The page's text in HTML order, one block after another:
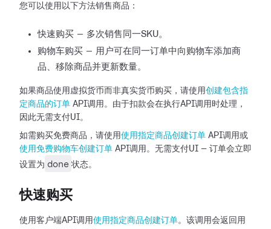
您可以使用以下方法销售商品：
快速购买 — 多次销售同一SKU。
购物车购买 — 用户可在同一订单中向购物车添加商
品、移除商品并更新数量。
如果商品使用虚拟货币而非真实货币购买，请使用创建包含指
定商品的订单 API调用。由于扣款会在执行API调用时处理，
因此无需支付UI。
如需购买免费商品，请使用使用指定商品创建订单 API调用或
使用免费购物车创建订单 API调用。无需支付UI — 订单会立即
设置为 done 状态。
快速购买
使用客户端API调用使用指定商品创建订单。该调用会返回用